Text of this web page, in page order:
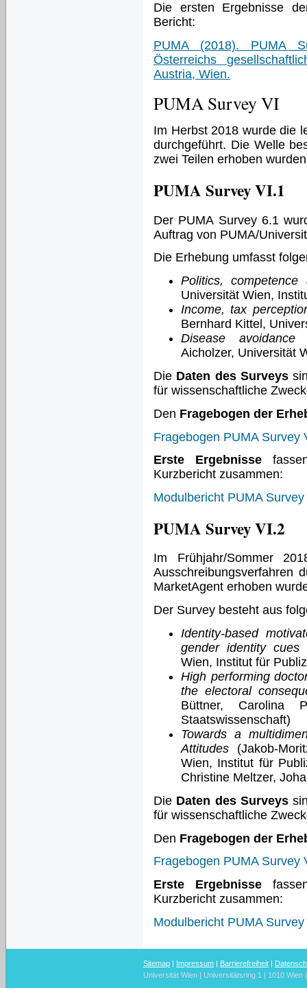
Die ersten Ergebnisse
Bericht:
PUMA (2018). PUMA
Österreichs
Austria, Wien.
PUMA Survey VI
Im Herbst 2018 wurde die
durchgeführt. Die Welle
zwei Teilen erhoben
PUMA Survey VI.1
Der PUMA Survey 6.1
Auftrag von PUMA/
Die Erhebung umfasst
Politics, competence
Universität Wien,
Income, tax
Bernhard Kittel,
Disease avoidance
Aicholzer, Universität
Die Daten des Surveys
für wissenschaftliche
Den Fragebogen der
Fragebogen PUMA Survey
Erste Ergebnisse
Kurzbericht zusammen:
Modulbericht PUMA
PUMA Survey VI.2
Im Frühjahr/Sommer
Ausschreibungsverfahren
MarketAgent erhoben
Der Survey besteht aus
Identity-based
gender identity cues
Wien, Institut für
High performing
the electoral
Büttner, Carolina
Staatswissenschaft)
Towards a
Attitudes (Jakob-
Wien, Institut für
Christine Meltzer,
Die Daten des Surveys
für wissenschaftliche
Den Fragebogen der
Fragebogen PUMA Survey
Erste Ergebnisse
Kurzbericht zusammen:
Modulbericht PUMA
Sitemap | Impressum | Barrierefreiheit |
Universität Wien | Universitätsring 1 | 1010 Wien